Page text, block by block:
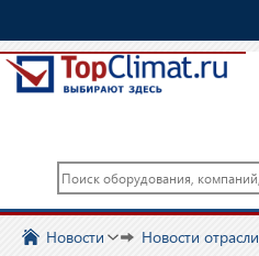
Новости Новости отрасли